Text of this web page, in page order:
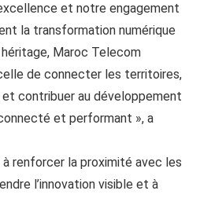
et notre engagement
la transformation numérique
Maroc Telecom
de connecter les territoires,
contribuer au développement
et performant », a
à renforcer la proximité avec les
l’innovation visible et à